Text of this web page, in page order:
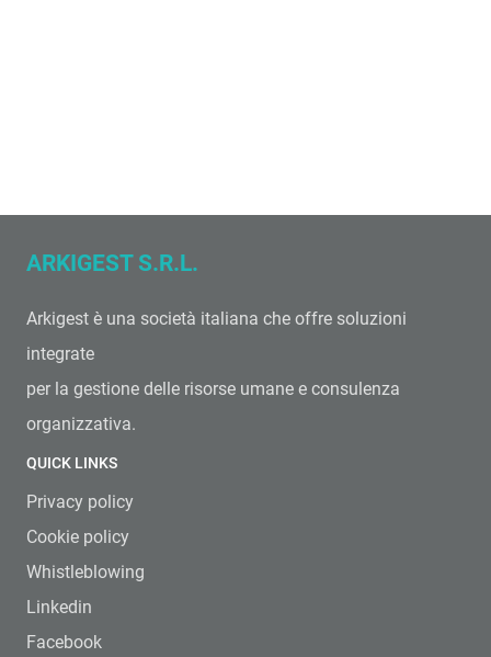
ARKIGEST S.R.L.
Arkigest è una società italiana che offre soluzioni
integrate
per la gestione delle risorse umane e consulenza
organizzativa.
QUICK LINKS
Privacy policy
Cookie policy
Whistleblowing
Linkedin
Facebook